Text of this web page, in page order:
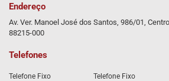
Endereço
Av. Ver. Manoel José dos Santos, 986/01,
88215-000
Telefones
Telefone Fixo Telefone Fixo